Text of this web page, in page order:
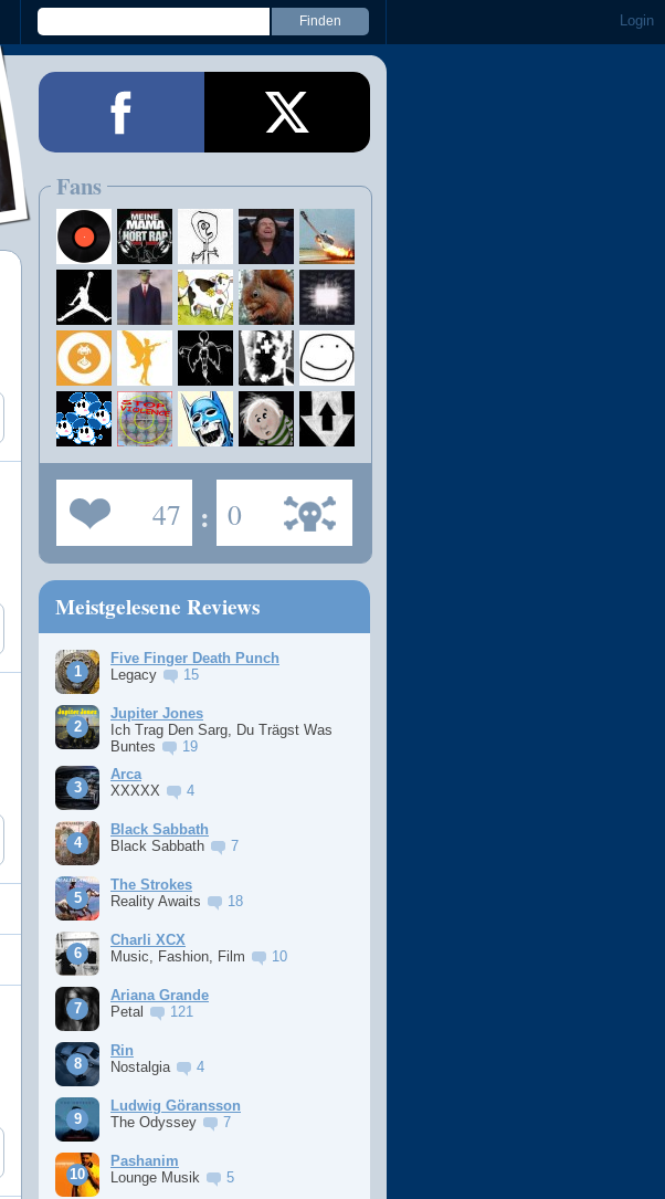
Login
Fans
47 : 0
Meistgelesene Reviews
Five Finger Death Punch
Legacy
15
Jupiter Jones
Ich Trag Den Sarg, Du Trägst Was
Buntes
19
Arca
XXXXX
4
Black Sabbath
Black Sabbath
7
The Strokes
Reality Awaits
18
Charli XCX
Music, Fashion, Film
10
Ariana Grande
Petal
121
Rin
Nostalgia
4
Ludwig Göransson
The Odyssey
7
Pashanim
Lounge Musik
5